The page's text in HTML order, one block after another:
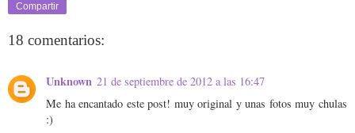
Compartir
18 comentarios:
Unknown 21 de septiembre de 2012 a las 16:47
Me ha encantado este post! muy original y unas fotos muy chulas
:)